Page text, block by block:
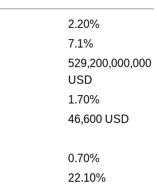
2.20%
7.1%
529,200,000,000
USD
1.70%
46,600 USD
0.70%
22.10%